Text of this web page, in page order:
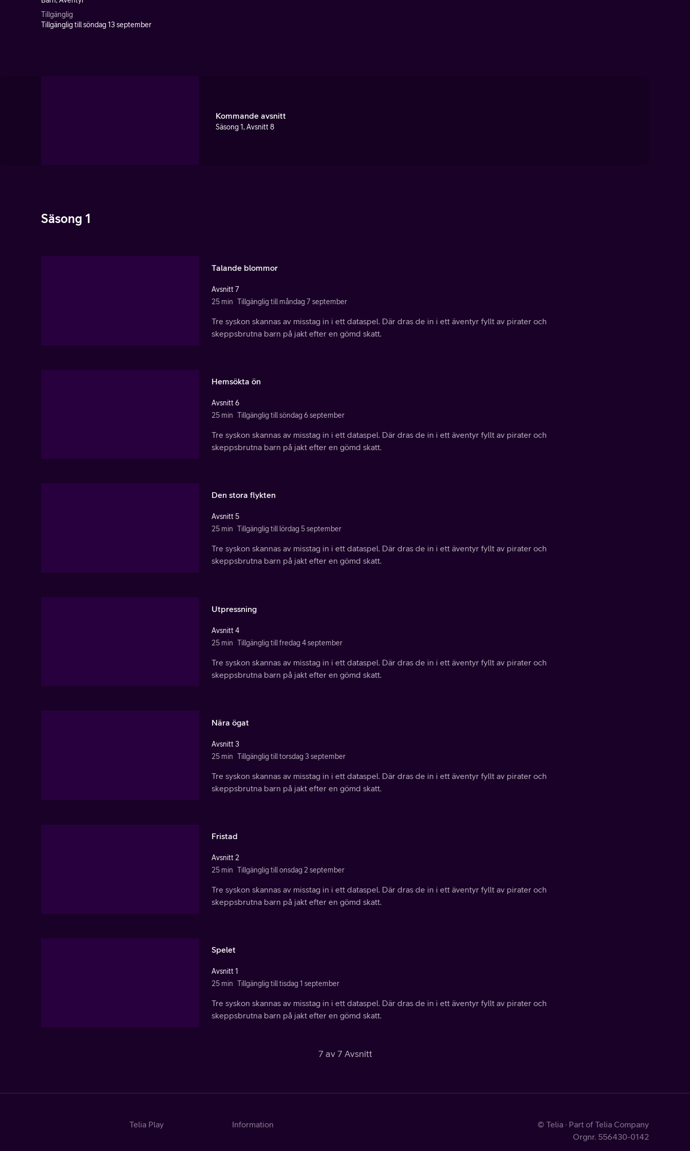
Tillgänglig
Tillgänglig till söndag 13 september
Kommande avsnitt
Säsong 1, Avsnitt 8
Säsong 1
Talande blommor
Avsnitt 7
25 min Tillgänglig till måndag 7 september
Tre syskon skannas av misstag in i ett dataspel. Där dras de in i ett äventyr fyllt av pirater och
skeppsbrutna barn på jakt efter en gömd skatt.
Hemsökta ön
Avsnitt 6
25 min Tillgänglig till söndag 6 september
Tre syskon skannas av misstag in i ett dataspel. Där dras de in i ett äventyr fyllt av pirater och
skeppsbrutna barn på jakt efter en gömd skatt.
Den stora flykten
Avsnitt 5
25 min Tillgänglig till lördag 5 september
Tre syskon skannas av misstag in i ett dataspel. Där dras de in i ett äventyr fyllt av pirater och
skeppsbrutna barn på jakt efter en gömd skatt.
Utpressning
Avsnitt 4
25 min Tillgänglig till fredag 4 september
Tre syskon skannas av misstag in i ett dataspel. Där dras de in i ett äventyr fyllt av pirater och
skeppsbrutna barn på jakt efter en gömd skatt.
Nära ögat
Avsnitt 3
25 min Tillgänglig till torsdag 3 september
Tre syskon skannas av misstag in i ett dataspel. Där dras de in i ett äventyr fyllt av pirater och
skeppsbrutna barn på jakt efter en gömd skatt.
Fristad
Avsnitt 2
25 min Tillgänglig till onsdag 2 september
Tre syskon skannas av misstag in i ett dataspel. Där dras de in i ett äventyr fyllt av pirater och
skeppsbrutna barn på jakt efter en gömd skatt.
Spelet
Avsnitt 1
25 min Tillgänglig till tisdag 1 september
Tre syskon skannas av misstag in i ett dataspel. Där dras de in i ett äventyr fyllt av pirater och
skeppsbrutna barn på jakt efter en gömd skatt.
7 av 7 Avsnitt
Telia Play
Information
© Telia · Part of Telia Company
Orgnr. 556430-0142